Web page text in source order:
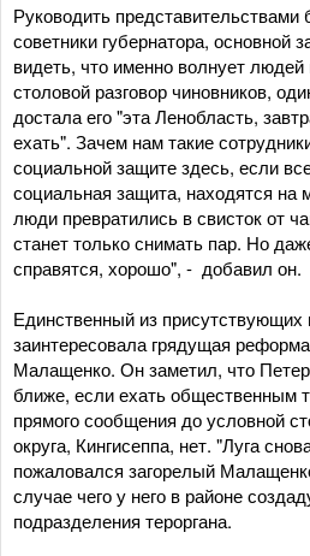
Руководить
советники губернатора, основной
видеть, что именно волнует
столовой разговор чиновников,
достала его "эта Ленобласть,
ехать". Зачем нам такие
социальной защите здесь, если
социальная защита, находятся на
люди превратились в свисток от
станет только снимать пар. Но
справятся, хорошо", - добавил он.
Единственный из присутствующих
заинтересовала грядущая
Малащенко. Он заметил, что
ближе, если ехать общественным
прямого сообщения до условной
округа, Кингисеппа, нет. "Луга
пожаловался загорелый
случае чего у него в районе
подразделения тероргана.